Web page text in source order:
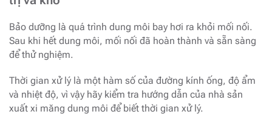
Bảo dưỡng là quá trình dung môi bay hơi ra khỏi mối nối.
Sau khi hết dung môi, mối nối đã hoàn thành và sẵn sàng
để thử nghiệm.
Thời gian xử lý là một hàm số của đường kính ống, độ ẩm
và nhiệt độ, vì vậy hãy kiểm tra hướng dẫn của nhà sản
xuất xi măng dung môi để biết thời gian xử lý.